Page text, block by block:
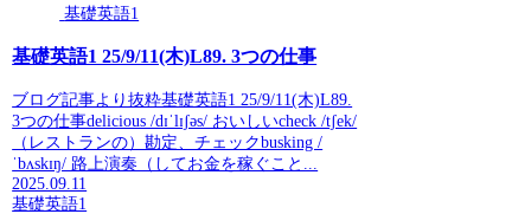
基礎英語1
基礎英語1 25/9/11(木)L89. 3つの仕事
ブログ記事より抜粋基礎英語1 25/9/11(木)L89.
3つの仕事delicious /dɪˈlɪʃəs/ おいしいcheck /tʃek/
（レストランの）勘定、チェックbusking /
ˈbʌskɪŋ/ 路上演奏（してお金を稼ぐこと...
2025.09.11
基礎英語1